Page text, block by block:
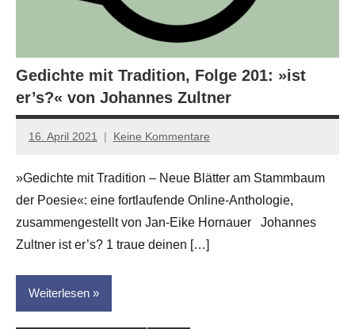
Gedichte mit Tradition, Folge 201: »ist
er’s?« von Johannes Zultner
16. April 2021
Jan-
Hornauer
für
dasgedichtblog
Keine Kommentare
»Gedichte mit Tradition – Neue Blätter am Stammbaum
der Poesie«: eine fortlaufende Online-Anthologie,
zusammengestellt von Jan-Eike Hornauer Johannes
Zultner ist er’s? 1 traue deinen […]
Weiterlesen